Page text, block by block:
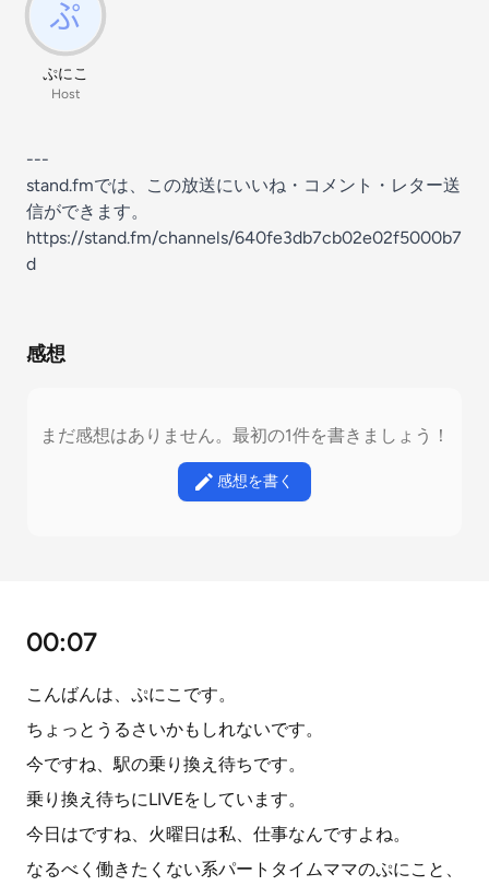
ぷにこ
Host
---
stand.fmでは、この放送にいいね・コメント・レター送
信ができます。
https://stand.fm/channels/640fe3db7cb02e02f5000b7
d
感想
まだ感想はありません。最初の1件を書きましょう！
感想を書く
00:07
こんばんは、ぷにこです。
ちょっとうるさいかもしれないです。
今ですね、駅の乗り換え待ちです。
乗り換え待ちにLIVEをしています。
今日はですね、火曜日は私、仕事なんですよね。
なるべく働きたくない系パートタイムママのぷにこと、